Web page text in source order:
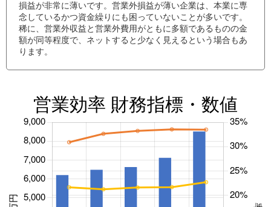
損益が非常に薄いです。営業外損益が薄い企業は、本業に専
念しているかつ資金繰りにも困っていないことが多いです。
稀に、営業外収益と営業外費用がともに多額であるものの金
額が同等程度で、ネットすると少なく見えるという場合もあ
ります。